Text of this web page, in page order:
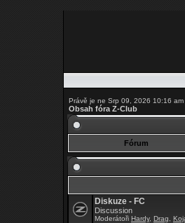
Právě je ne Srp 09, 2026 10:16 am
Obsah fóra Z-Club
Fórum
Diskuze - FC
Discussion
Moderátoři Hardy, Drag